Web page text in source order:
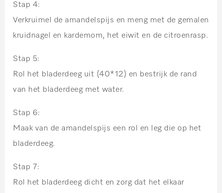
Stap 4:
Verkruimel de amandelspijs en meng met de gemalen
kruidnagel en kardemom, het eiwit en de citroenrasp.
Stap 5:
Rol het bladerdeeg uit (40*12) en bestrijk de rand
van het bladerdeeg met water.
Stap 6:
Maak van de amandelspijs een rol en leg die op het
bladerdeeg.
Stap 7:
Rol het bladerdeeg dicht en zorg dat het elkaar